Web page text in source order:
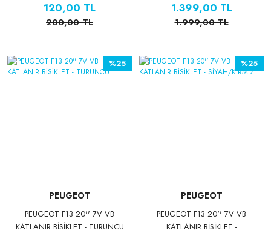
120,00 TL
200,00 TL
1.399,00 TL
1.999,00 TL
%25
PEUGEOT
PEUGEOT F13 20'' 7V VB
KATLANIR BİSİKLET - TURUNCU
%25
PEUGEOT
PEUGEOT F13 20'' 7V VB
KATLANIR BİSİKLET -